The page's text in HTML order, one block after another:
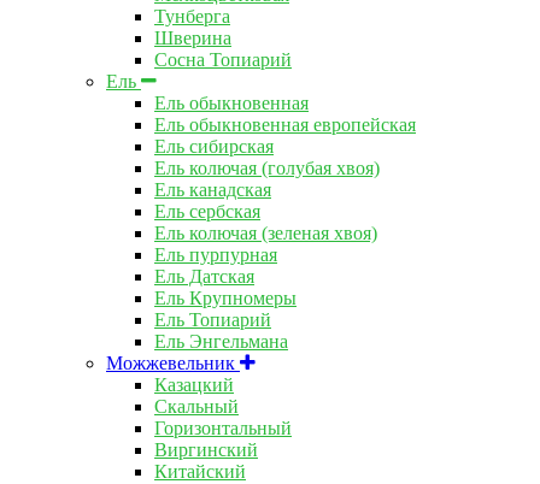
Тунберга
Шверина
Сосна Топиарий
Ель
Ель обыкновенная
Ель обыкновенная европейская
Ель сибирская
Ель колючая (голубая хвоя)
Ель канадская
Ель сербская
Ель колючая (зеленая хвоя)
Ель пурпурная
Ель Датская
Ель Крупномеры
Ель Топиарий
Ель Энгельмана
Можжевельник
Казацкий
Скальный
Горизонтальный
Виргинский
Китайский